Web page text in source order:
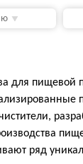
для
ряд